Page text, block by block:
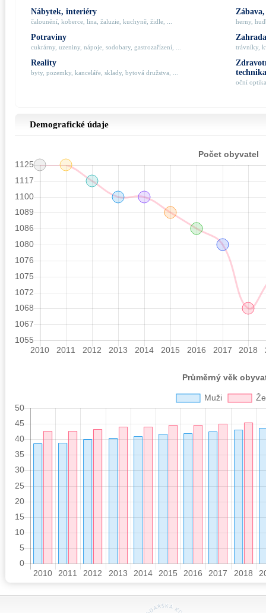
Nábytek, interiéry
čalounění, koberce, lina, žaluzie, kuchyně, židle, ...
Potraviny
cukrárny, uzeniny, nápoje, sodobary, gastrozařízení, ...
Reality
byty, pozemky, kanceláře, sklady, bytová družstva, ...
herny,
trávníky,
technika
oční
Demografické údaje